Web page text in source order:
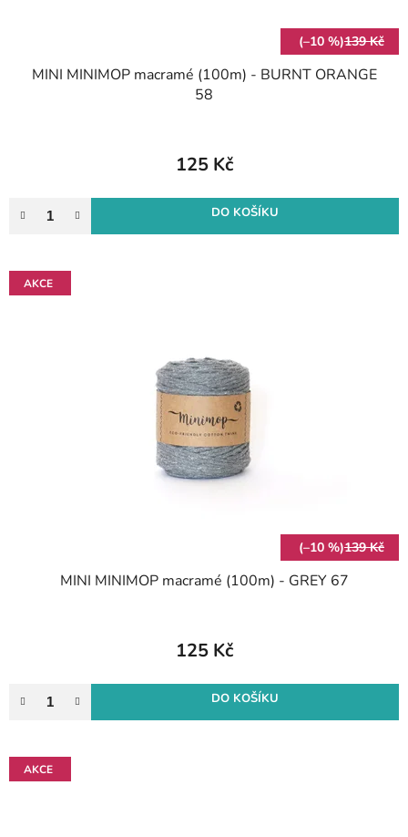
(–10 %)139 Kč
MINI MINIMOP macramé (100m) - BURNT ORANGE
58
125 Kč
DO KOŠÍKU
AKCE
(–10 %)139 Kč
MINI MINIMOP macramé (100m) - GREY 67
125 Kč
DO KOŠÍKU
AKCE